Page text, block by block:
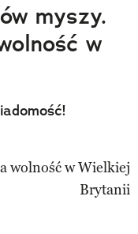
myszy.
w